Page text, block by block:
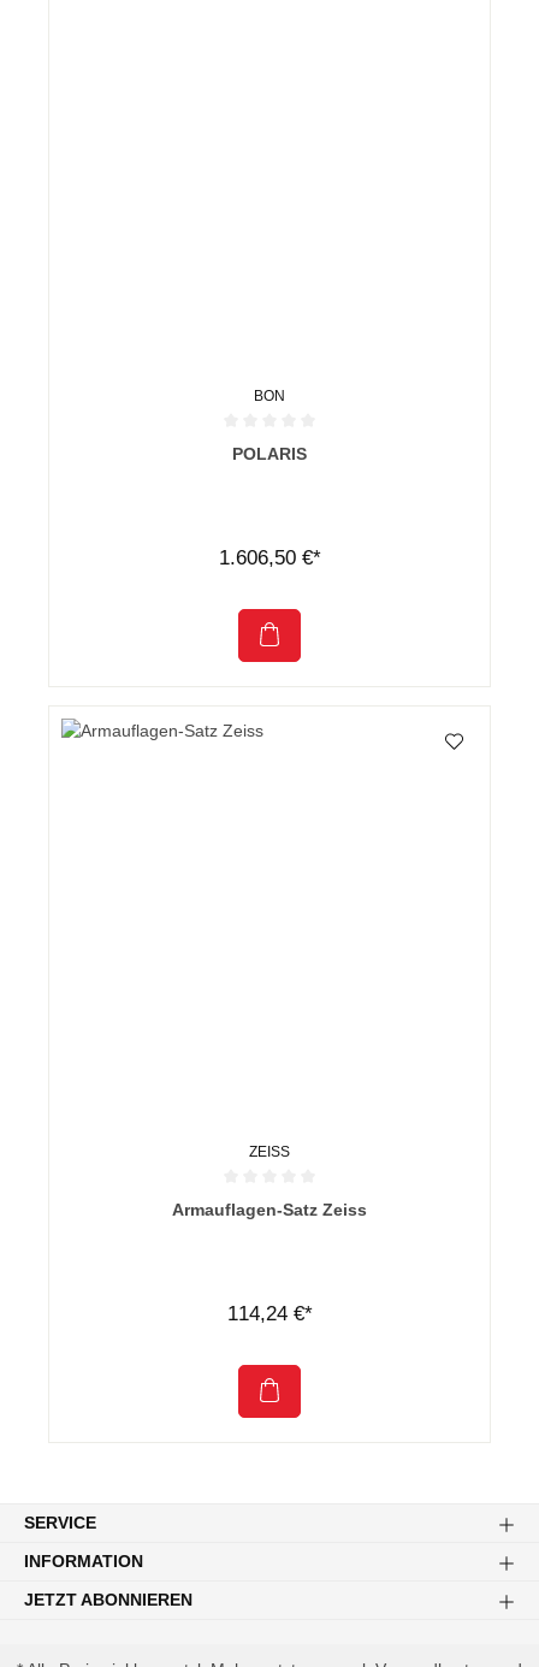
BON
Durchschnittliche Bewertung von 0 von 5 Sternen
POLARIS
1.606,50 €*
ZEISS
Durchschnittliche Bewertung von 0 von 5 Sternen
Armauflagen-Satz Zeiss
114,24 €*
SERVICE
INFORMATION
JETZT ABONNIEREN